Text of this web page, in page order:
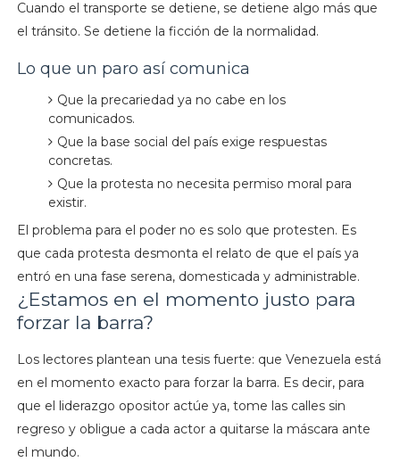
Cuando el transporte se detiene, se detiene algo más que
el tránsito. Se detiene la ficción de la normalidad.
Lo que un paro así comunica
Que la precariedad ya no cabe en los
comunicados.
Que la base social del país exige respuestas
concretas.
Que la protesta no necesita permiso moral para
existir.
El problema para el poder no es solo que protesten. Es
que cada protesta desmonta el relato de que el país ya
entró en una fase serena, domesticada y administrable.
¿Estamos en el momento justo para
forzar la barra?
Los lectores plantean una tesis fuerte: que Venezuela está
en el momento exacto para forzar la barra. Es decir, para
que el liderazgo opositor actúe ya, tome las calles sin
regreso y obligue a cada actor a quitarse la máscara ante
el mundo.